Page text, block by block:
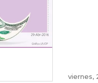
viernes,